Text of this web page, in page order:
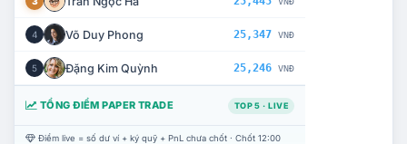
4 Võ Duy Phong 25,347 VNĐ
5 Đặng Kim Quỳnh 25,246 VNĐ
TỔNG ĐIỂM PAPER TRADE TOP 5 · LIVE
Điểm live = số dư ví + ký quỹ + PnL chưa chốt · Chốt 12:00